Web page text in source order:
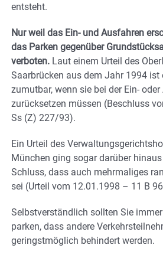
entsteht.
Nur weil das Ein- und Ausfahren
das Parken gegenüber
verboten. Laut einem Urteil des
Saarbrücken aus dem Jahr 1994 ist
zumutbar, wenn sie bei der Ein-
zurücksetzen müssen (Beschluss
Ss (Z) 227/93).
Ein Urteil des
München ging sogar darüber
Schluss, dass auch mehrmaliges
sei (Urteil vom 12.01.1998 – 11 B
Selbstverständlich sollten Sie
parken, dass andere
geringstmöglich behindert werden.